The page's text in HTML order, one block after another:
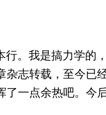
行。我是搞力学的
杂志转载，至今已
了一点余热吧。今